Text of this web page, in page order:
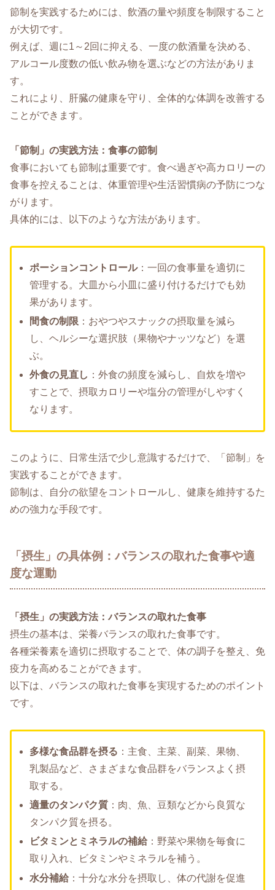
節制を実践するためには、飲酒の量や頻度を制限すること
が大切です。
例えば、週に1～2回に抑える、一度の飲酒量を決める、
アルコール度数の低い飲み物を選ぶなどの方法がありま
す。
これにより、肝臓の健康を守り、全体的な体調を改善する
ことができます。
「節制」の実践方法：食事の節制
食事においても節制は重要です。食べ過ぎや高カロリーの
食事を控えることは、体重管理や生活習慣病の予防につな
がります。
具体的には、以下のような方法があります。
ポーションコントロール：一回の食事量を適切に
管理する。大皿から小皿に盛り付けるだけでも効
果があります。
間食の制限 ：おやつやスナックの摂取量を減ら
し、ヘルシーな選択肢（果物やナッツなど）を選
ぶ。
外食の見直し ：外食の頻度を減らし、自炊を増や
すことで、摂取カロリーや塩分の管理がしやすく
なります。
このように、日常生活で少し意識するだけで、「節制」を
実践することができます。
節制は、自分の欲望をコントロールし、健康を維持するた
めの強力な手段です。
「摂生」の具体例：バランスの取れた食事や適
度な運動
「摂生」の実践方法：バランスの取れた食事
摂生の基本は、栄養バランスの取れた食事です。
各種栄養素を適切に摂取することで、体の調子を整え、免
疫力を高めることができます。
以下は、バランスの取れた食事を実現するためのポイント
です。
多様な食品群を摂る ：主食、主菜、副菜、果物、
乳製品など、さまざまな食品群をバランスよく摂
取する。
適量のタンパク質 ：肉、魚、豆類などから良質な
タンパク質を摂る。
ビタミンとミネラルの補給 ：野菜や果物を毎食に
取り入れ、ビタミンやミネラルを補う。
水分補給 ：十分な水分を摂取し、体の代謝を促進